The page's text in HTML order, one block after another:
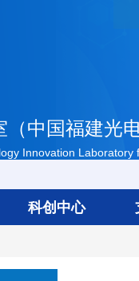
中国福建光
Innovation
科创中心